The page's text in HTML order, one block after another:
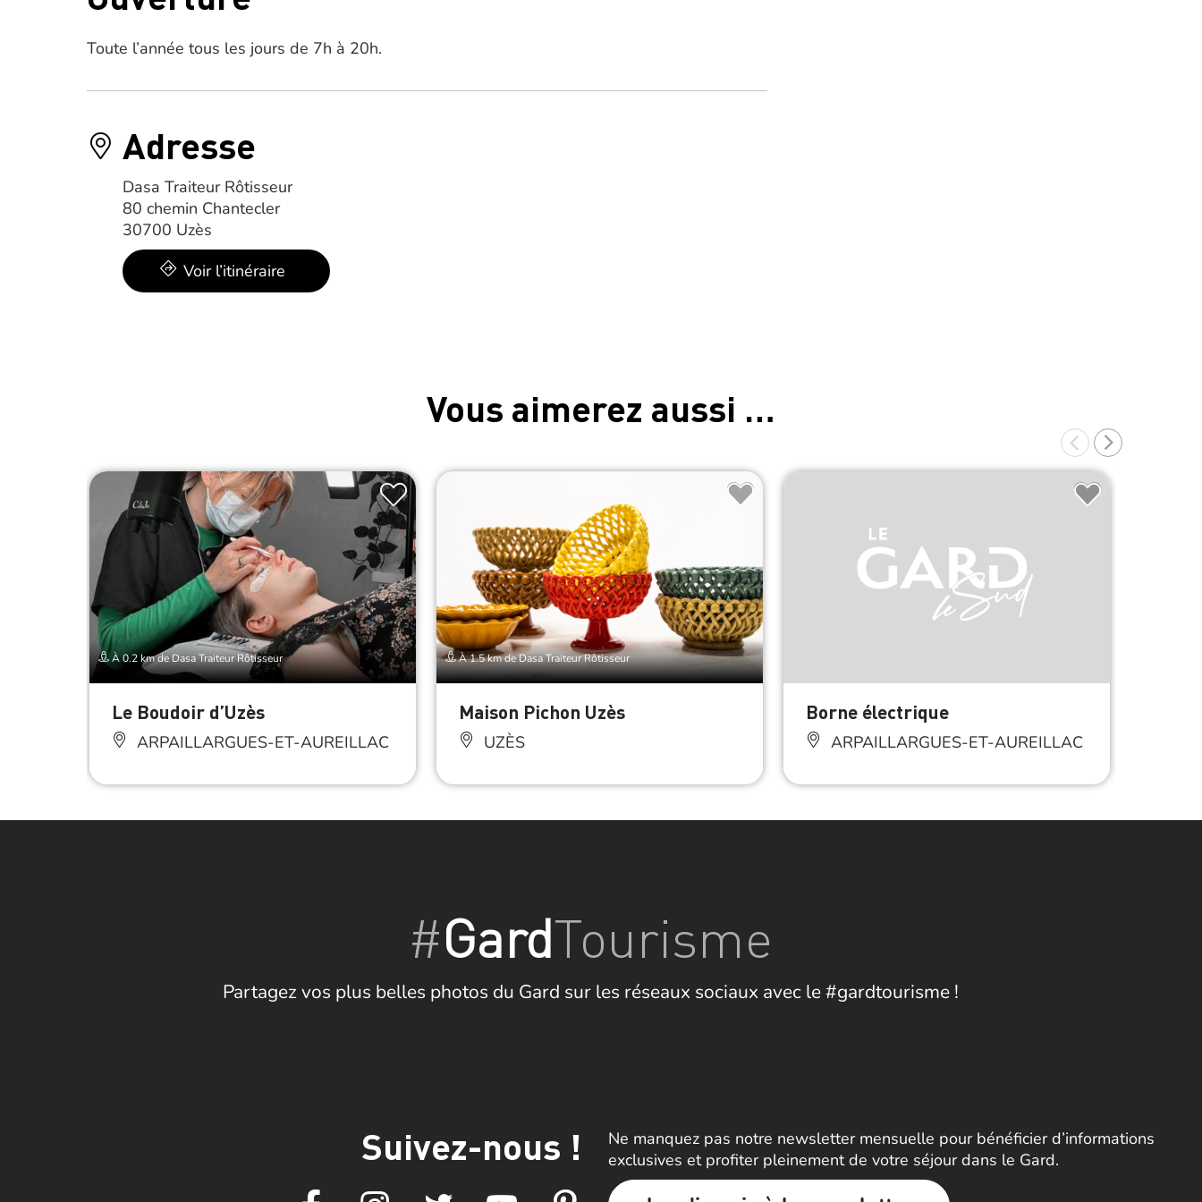
Toute l’année tous les jours de 7h à 20h.
Adresse
Dasa Traiteur Rôtisseur
80 chemin Chantecler
30700 Uzès
Voir l’itinéraire
Vous aimerez aussi …
À 0.2 km de Dasa Traiteur Rôtisseur
Le Boudoir d’Uzès
ARPAILLARGUES-ET-AUREILLAC
À 1.5 km de Dasa Traiteur Rôtisseur
Maison Pichon Uzès
UZÈS
Borne électrique
ARPAILLARGUES-ET-AUREILLAC
#GardTourisme
Partagez vos plus belles photos du Gard sur les réseaux sociaux avec le #gardtourisme !
Suivez-nous !
Ne manquez pas notre newsletter mensuelle pour bénéficier d’informations
exclusives et profiter pleinement de votre séjour dans le Gard.